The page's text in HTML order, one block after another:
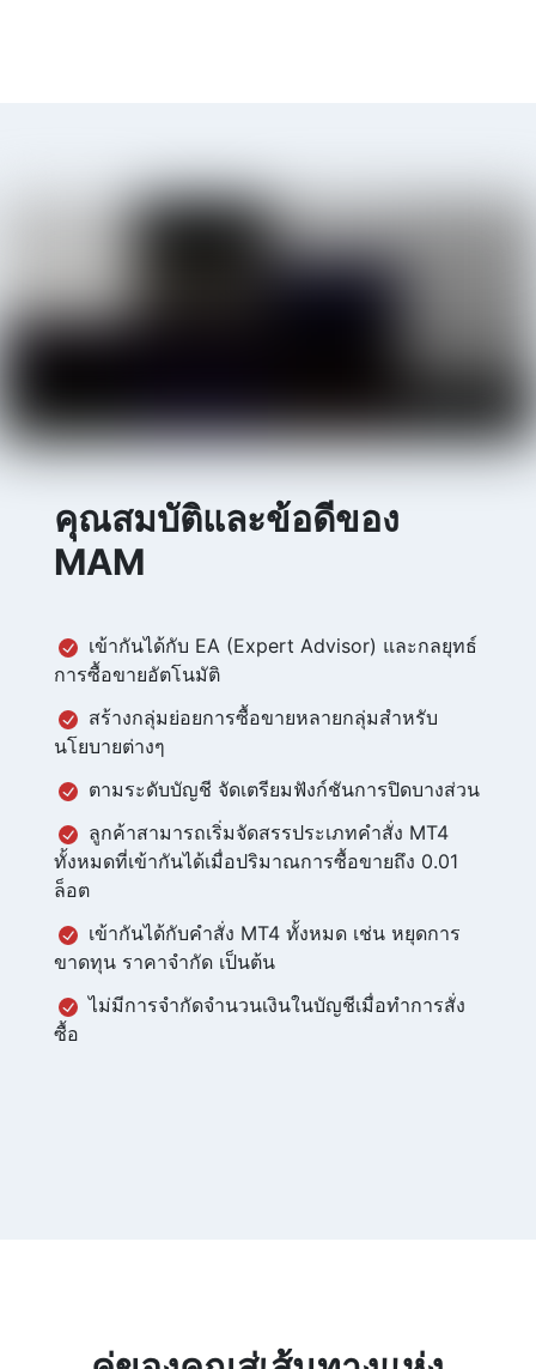
คุณสมบัติและข้อดีของ
MAM
เข้ากันได้กับ EA (Expert Advisor) และกลยุทธ์
การซื้อขายอัตโนมัติ
สร้างกลุ่มย่อยการซื้อขายหลายกลุ่มสำหรับ
นโยบายต่างๆ
ตามระดับบัญชี จัดเตรียมฟังก์ชันการปิดบางส่วน
ลูกค้าสามารถเริ่มจัดสรรประเภทคำสั่ง MT4
ทั้งหมดที่เข้ากันได้เมื่อปริมาณการซื้อขายถึง 0.01
ล็อต
เข้ากันได้กับคำสั่ง MT4 ทั้งหมด เช่น หยุดการ
ขาดทุน ราคาจำกัด เป็นต้น
ไม่มีการจำกัดจำนวนเงินในบัญชีเมื่อทำการสั่ง
ซื้อ